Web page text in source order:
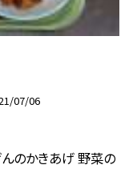
07/06
のかきあげ 野菜の